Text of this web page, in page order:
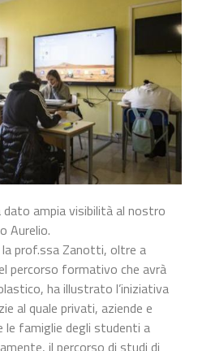
dato ampia visibilità al nostro
Aurelio.
prof.ssa Zanotti, oltre a
percorso formativo che avrà
ha illustrato l’iniziativa
al quale privati, aziende e
famiglie degli studenti a
il percorso di studi di